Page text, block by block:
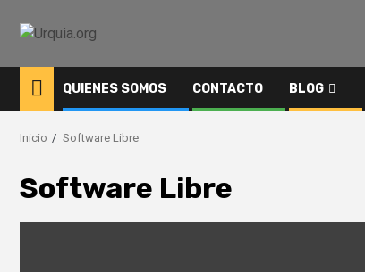
QUIENES SOMOS CONTACTO BLOG
Inicio Software Libre
Software Libre